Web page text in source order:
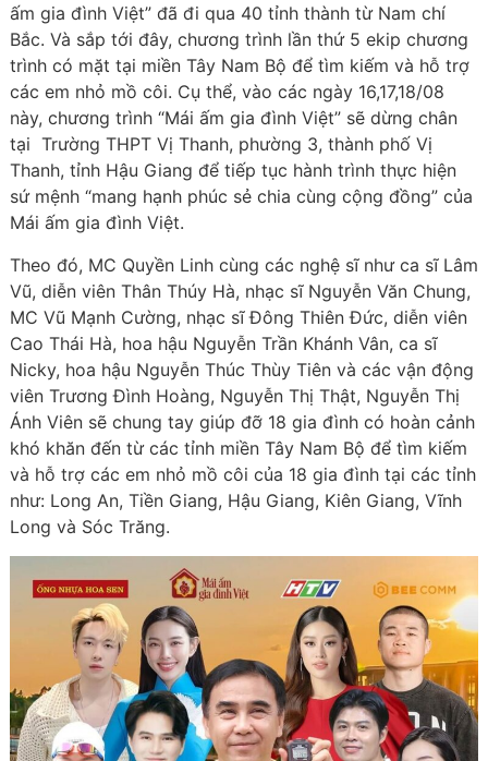
ấm gia đình Việt” đã đi qua 40 tỉnh thành từ Nam chí
Bắc. Và sắp tới đây, chương trình lần thứ 5 ekip chương
trình có mặt tại miền Tây Nam Bộ để tìm kiếm và hỗ trợ
các em nhỏ mồ côi. Cụ thể, vào các ngày 16,17,18/08
này, chương trình “Mái ấm gia đình Việt” sẽ dừng chân
tại Trường THPT Vị Thanh, phường 3, thành phố Vị
Thanh, tỉnh Hậu Giang để tiếp tục hành trình thực hiện
sứ mệnh “mang hạnh phúc sẻ chia cùng cộng đồng” của
Mái ấm gia đình Việt.
Theo đó, MC Quyền Linh cùng các nghệ sĩ như ca sĩ Lâm
Vũ, diễn viên Thân Thúy Hà, nhạc sĩ Nguyễn Văn Chung,
MC Vũ Mạnh Cường, nhạc sĩ Đông Thiên Đức, diễn viên
Cao Thái Hà, hoa hậu Nguyễn Trần Khánh Vân, ca sĩ
Nicky, hoa hậu Nguyễn Thúc Thùy Tiên và các vận động
viên Trương Đình Hoàng, Nguyễn Thị Thật, Nguyễn Thị
Ánh Viên sẽ chung tay giúp đỡ 18 gia đình có hoàn cảnh
khó khăn đến từ các tỉnh miền Tây Nam Bộ để tìm kiếm
và hỗ trợ các em nhỏ mồ côi của 18 gia đình tại các tỉnh
như: Long An, Tiền Giang, Hậu Giang, Kiên Giang, Vĩnh
Long và Sóc Trăng.